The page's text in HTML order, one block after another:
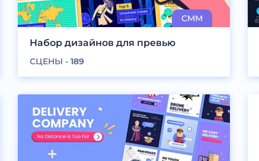
Набор дизайнов для превью
СЦЕНЫ -189